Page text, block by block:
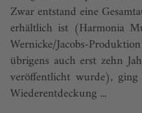
Zwar entstand eine
erhältlich ist (Harmonia
Wernicke/Jacobs-
übrigens auch erst zehn
veröffentlicht wurde),
Wiederentdeckung ...